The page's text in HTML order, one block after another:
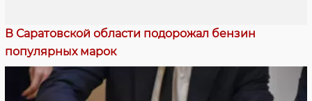
В Саратовской области подорожал бензин
популярных марок